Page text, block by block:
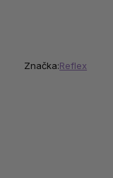
Značka:Reflex